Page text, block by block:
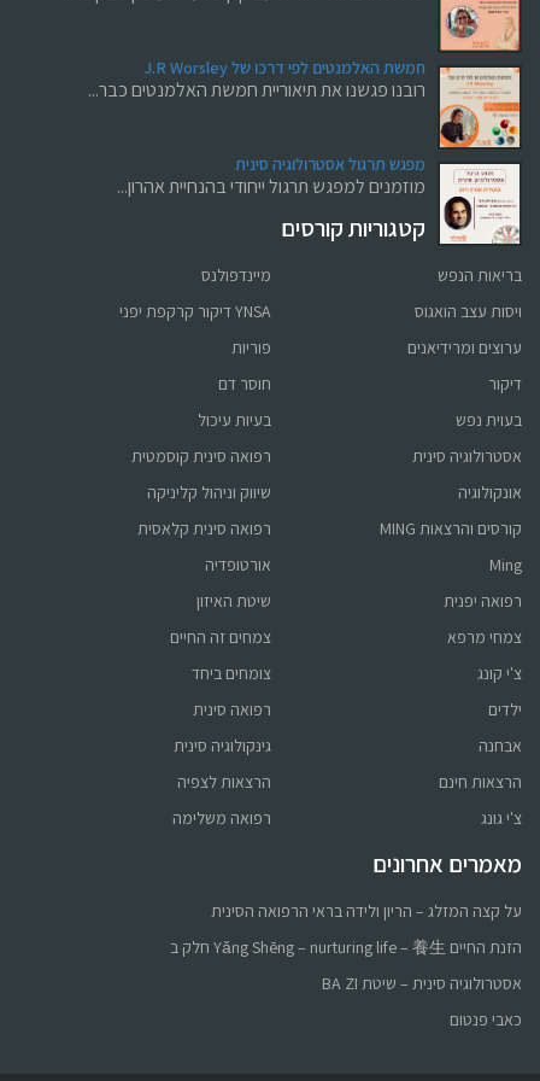
השילוב המושלם של לימודים, קהילה וחוויה
מגוון קורסים והרצאות למטפלים
לחנות המוצרים
קורס און ליין
קורס הריון ולידה
ברפואה סינית
קורס online
פוריות ברפואה סינית
לפרטים לחץ כאן
חמשת האלמנטים לפי דרכו של J.R Worsley
רובנו פגשנו את תיאוריית חמשת האלמנטים כבר...
מפגש תרגול אסטרולוגיה סינית
מוזמנים למפגש תרגול ייחודי בהנחיית אהרון...
קטגוריות קורסים
בריאות הנפש
מיינדפולנס
ויסות עצב הואגוס
YNSA דיקור קרקפת יפני
ערוצים ומרידיאנים
פוריות
דיקור
חוסר דם
בעוית נפש
בעיות עיכול
אסטרולוגיה סינית
רפואה סינית קוסמטית
אונקולוגיה
שיווק וניהול קליניקה
קורסים והרצאות MING
רפואה סינית קלאסית
Ming
אורטופדיה
רפואה יפנית
שיטת האיזון
צמחי מרפא
צמחים זה החיים
צ'י קונג
צומחים ביחד
ילדים
רפואה סינית
אבחנה
גינקולוגיה סינית
הרצאות חינם
הרצאות לצפיה
צ'י גונג
רפואה משלימה
מאמרים אחרונים
על קצה המזלג – הריון ולידה בראי הרפואה הסינית
הזנת החיים Yǎng Shēng – nurturing life – 養生 חלק ב
אסטרולוגיה סינית – שיטת BA ZI
כאבי פנטום